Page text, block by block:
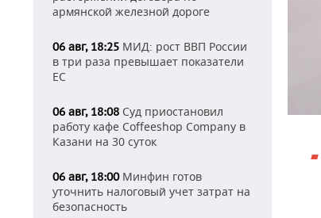
армянской железной дороге
06 авг, 18:25 МИД: рост ВВП России
в три раза превышает показатели
ЕС
06 авг, 18:08 Суд приостановил
работу кафе Coffeeshop Company в
Казани на 30 суток
06 авг, 18:00Минфин готов
уточнить налоговый учет затрат на
безопасность